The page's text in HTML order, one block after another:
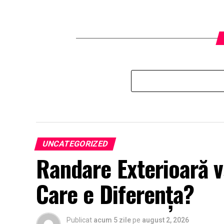
UNCATEGORIZED
Randare Exterioară
Care e Diferența?
Publicat acum 5 zile pe august 2, 2026